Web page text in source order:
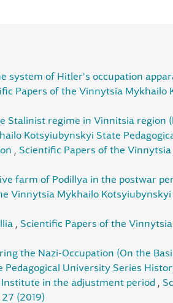
system of Hitler's occupation
Papers of the Vinnytsia Mykhailo
Stalinist regime in Vinnitsia region
Kotsyiubynskyi State
Scientific Papers of the
farm of Podillya in the postwar
Vinnytsia Mykhailo
Scientific Papers of the
the Nazi-Occupation (On the
University Series
in the adjustment period
(2019)